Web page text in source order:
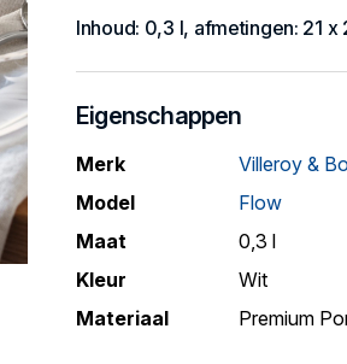
Inhoud: 0,3 l, afmetingen: 21 x
Eigenschappen
Merk
Villeroy &
Model
Flow
Maat
0,3 l
Kleur
Wit
Materiaal
Premium